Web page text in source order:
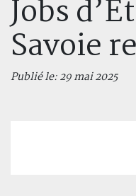
Jobs
Savoie
Publié le: 29 mai 2025